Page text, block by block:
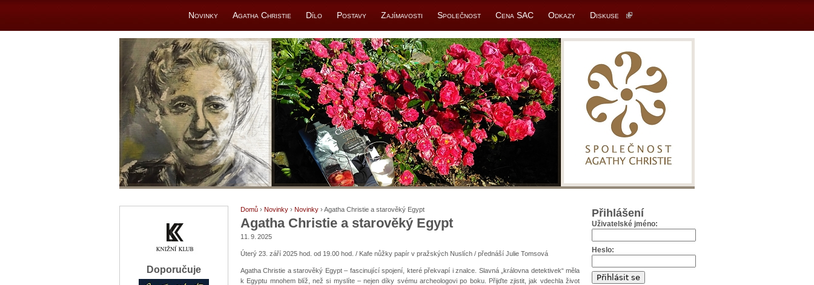
Novinky Agatha Christie Dílo Postavy Zajímavosti Společnost Cena SAC Odkazy Diskuse
Domů › Novinky › Novinky › Agatha Christie a starověký Egypt
Agatha Christie a starověký Egypt
11. 9. 2025
Úterý 23. září 2025 hod. od 19.00 hod. / Kafe nůžky papír v pražských Nuslích / přednáší Julie Tomsová
Agatha Christie a starověký Egypt – fascinující spojení, které překvapí i znalce. Slavná „královna detektivek“ měla
k Egyptu mnohem blíž, než si myslíte – nejen díky svému archeologovi po boku. Přijďte zjistit, jak vdechla život
Doporučuje
Přihlášení
Uživatelské jméno:
Heslo: